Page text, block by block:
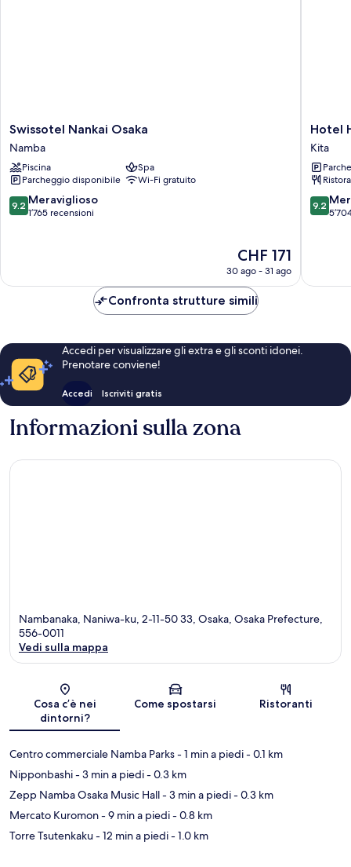
Swissotel
Nankai
Osaka
Namba
Swissotel Nankai Osaka
Namba
Piscina
Spa
Parcheggio disponibile
Wi-Fi gratuito
9.2
su
9.2 Meraviglioso
1’765 recensioni
Il
prezzo
attuale
CHF 171
CHF 171
30 ago - 31 ago
Hotel
Hankyu
RESPIRE
OSAKA
Kita
Hotel
Kita
9.2
su
9.2
Confronta strutture simili
Accedi per visualizzare gli extra e gli sconti idonei.
Prenotare conviene!
Accedi Iscriviti gratis
Informazioni sulla zona
Nambanaka, Naniwa-ku, 2-11-50 33, Osaka, Osaka Prefecture,
556-0011
Vedi sulla mappa
Cosa c’è nei
dintorni?
Come spostarsi Ristoranti
Centro commerciale Namba Parks- 1 min a piedi- 0.1 km
Nipponbashi- 3 min a piedi- 0.3 km
Zepp Namba Osaka Music Hall- 3 min a piedi- 0.3 km
Mercato Kuromon- 9 min a piedi- 0.8 km
Torre Tsutenkaku- 12 min a piedi- 1.0 km